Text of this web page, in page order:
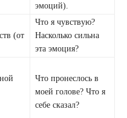
эмоций).
(от
Что я чувствую?
Насколько сильна
эта эмоция?
Что пронеслось в
моей голове? Что я
себе сказал?